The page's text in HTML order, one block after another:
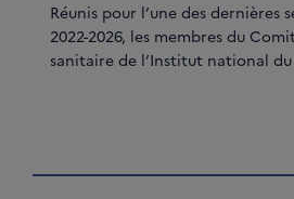
Réunis pour l’une des dernières
2022-2026, les membres du
sanitaire de l’Institut national